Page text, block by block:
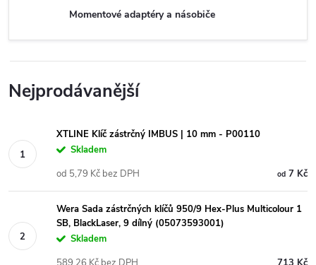
Momentové adaptéry a násobiče
Nejprodávanější
XTLINE Klíč zástrčný IMBUS | 10 mm - P00110
Skladem
od7 Kč
od 5,79 Kč bez DPH
Wera Sada zástrčných klíčů 950/9 Hex-Plus Multicolour 1
SB, BlackLaser, 9 dílný (05073593001)
Skladem